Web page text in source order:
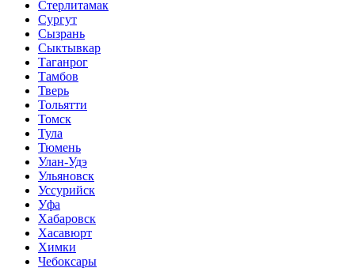
Стерлитамак
Сургут
Сызрань
Сыктывкар
Таганрог
Тамбов
Тверь
Тольятти
Томск
Тула
Тюмень
Улан-Удэ
Ульяновск
Уссурийск
Уфа
Хабаровск
Хасавюрт
Химки
Чебоксары